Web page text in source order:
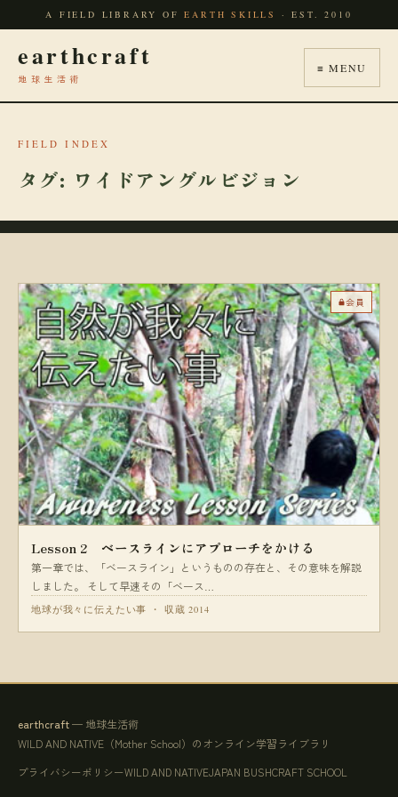
A FIELD LIBRARY OFEARTH SKILLS · EST. 2010
earthcraft
地球生活術
≡ MENU
FIELD INDEX
タグ: ワイドアングルビジョン
会員
Lesson 2 ベースラインにアプローチをかける
第一章では、「ベースライン」というものの存在と、その意味を解説
しました。 そして早速その「ベース…
地球が我々に伝えたい事 ・ 収蔵 2014
earthcraft— 地球生活術
WILD AND NATIVE（Mother School）のオンライン学習ライブラリ
プライバシーポリシーWILD AND NATIVEJAPAN BUSHCRAFT SCHOOL